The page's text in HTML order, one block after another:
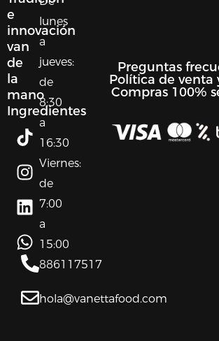
e
innovación
van
de
la
mano
Ingredientes
T
i
k
t
o
k
I
n
s
t
a
g
r
a
m
L
i
n
k
e
d
i
n
W
h
a
t
s
a
p
p
lunes
a
jueves:
de
8:30
a
16:30
Viernes:
de
7:00
a
15:00
886117517
hola@vanettafood.com
Preguntas
Política de venta
Compras 100%